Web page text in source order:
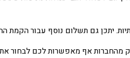
יתכן גם תשלום נוסף עבור
מהחברות אף מאפשרות לכם לבחור